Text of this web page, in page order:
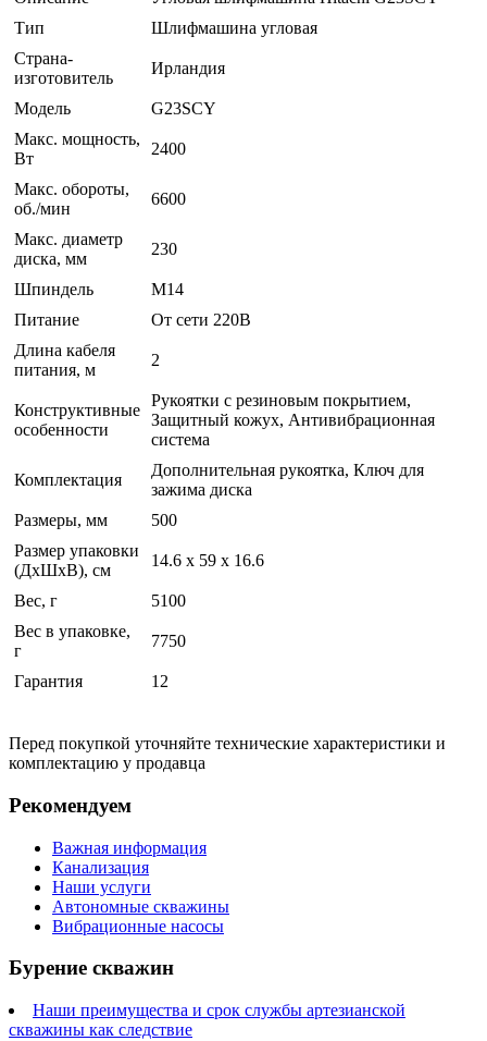
Тип
Шлифмашина угловая
Страна-
изготовитель
Ирландия
Модель
G23SCY
Макс. мощность,
Вт
2400
Макс. обороты,
об./мин
6600
Макс. диаметр
диска, мм
230
Шпиндель
M14
Питание
От сети 220В
Длина кабеля
питания, м
2
Конструктивные
особенности
Рукоятки с резиновым покрытием,
Защитный кожух, Антивибрационная
система
Комплектация
Дополнительная рукоятка, Ключ для
зажима диска
Размеры, мм
500
Размер упаковки
(ДхШхВ), см
14.6 x 59 x 16.6
Вес, г
5100
Вес в упаковке,
г
7750
Гарантия 12
Перед покупкой уточняйте технические характеристики и
комплектацию у продавца
Рекомендуем
Важная информация
Канализация
Наши услуги
Автономные скважины
Вибрационные насосы
Бурение скважин
Наши преимущества и срок службы артезианской
скважины как следствие